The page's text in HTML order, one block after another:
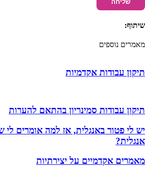
שיתוף:
מאמרים נוספים
תיקון עבודות אקדמיות
תיקון עבודות סמינריון בהתאם להערות
יש לי פטור באנגלית, אז למה אומרים לי
אנגלית?
מאמרים אקדמיים על יצירתיות